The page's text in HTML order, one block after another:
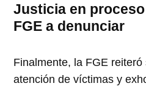
Justicia en
FGE a denunciar
Finalmente, la FGE
atención de víctimas y